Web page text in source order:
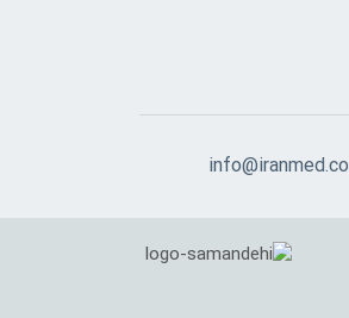
info@iranmed.co